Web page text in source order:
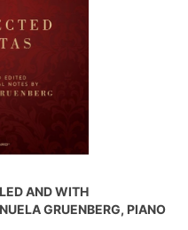
AND WITH
GRUENBERG, PIANO